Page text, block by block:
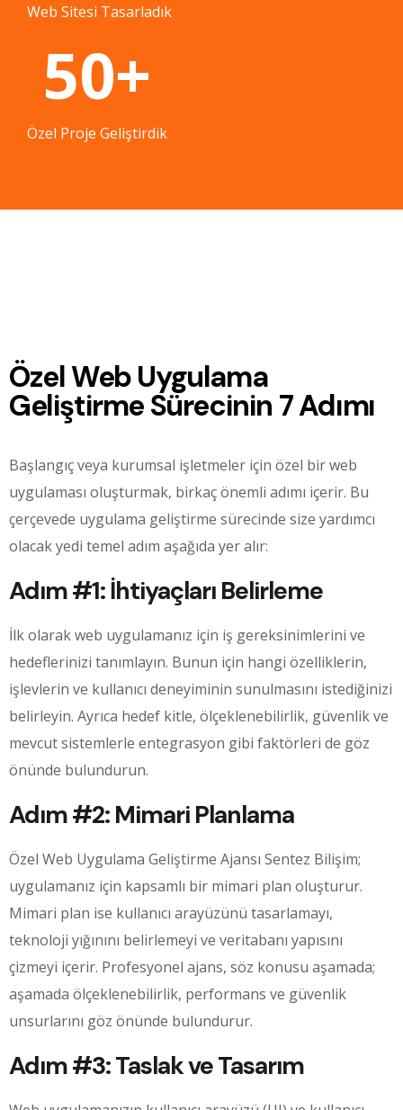
Web Sitesi Tasarladık
50+
Özel Proje Geliştirdik
Özel Web Uygulama
Geliştirme Sürecinin 7 Adımı
Başlangıç veya kurumsal işletmeler için özel bir web
uygulaması oluşturmak, birkaç önemli adımı içerir. Bu
çerçevede uygulama geliştirme sürecinde size yardımcı
olacak yedi temel adım aşağıda yer alır:
Adım #1: İhtiyaçları Belirleme
İlk olarak web uygulamanız için iş gereksinimlerini ve
hedeflerinizi tanımlayın. Bunun için hangi özelliklerin,
işlevlerin ve kullanıcı deneyiminin sunulmasını istediğinizi
belirleyin. Ayrıca hedef kitle, ölçeklenebilirlik, güvenlik ve
mevcut sistemlerle entegrasyon gibi faktörleri de göz
önünde bulundurun.
Adım #2: Mimari Planlama
Özel Web Uygulama Geliştirme Ajansı Sentez Bilişim;
uygulamanız için kapsamlı bir mimari plan oluşturur.
Mimari plan ise kullanıcı arayüzünü tasarlamayı,
teknoloji yığınını belirlemeyi ve veritabanı yapısını
çizmeyi içerir. Profesyonel ajans, söz konusu aşamada;
aşamada ölçeklenebilirlik, performans ve güvenlik
unsurlarını göz önünde bulundurur.
Adım #3: Taslak ve Tasarım